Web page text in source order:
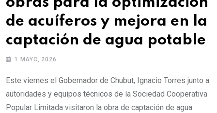
de acuíferos y mejora en la
captación de agua potable
1 MAYO, 2026
Este viernes el Gobernador de Chubut, Ignacio Torres junto a
autoridades y equipos técnicos de la Sociedad Cooperativa
Popular Limitada visitaron la obra de captación de agua